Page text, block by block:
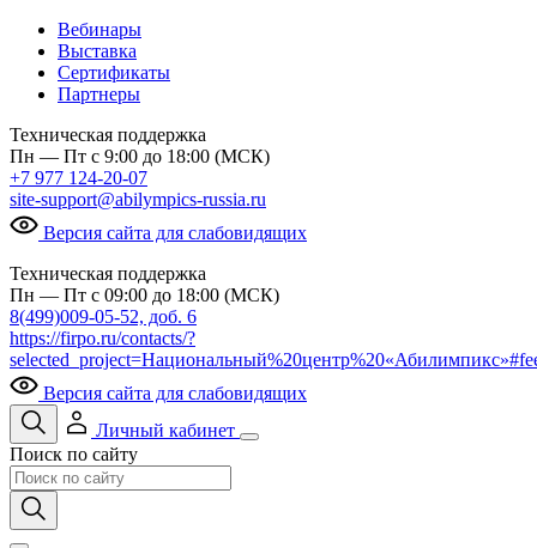
Вебинары
Выставка
Сертификаты
Партнеры
Техническая поддержка
Пн — Пт с 9:00 до 18:00 (МСК)
+7 977 124-20-07
site-support@abilympics-russia.ru
Версия сайта для слабовидящих
Техническая поддержка
Пн — Пт с 09:00 до 18:00 (МСК)
8(499)009-05-52, доб. 6
https://firpo.ru/contacts/?
Версия сайта для слабовидящих
Личный кабинет
Поиск по сайту